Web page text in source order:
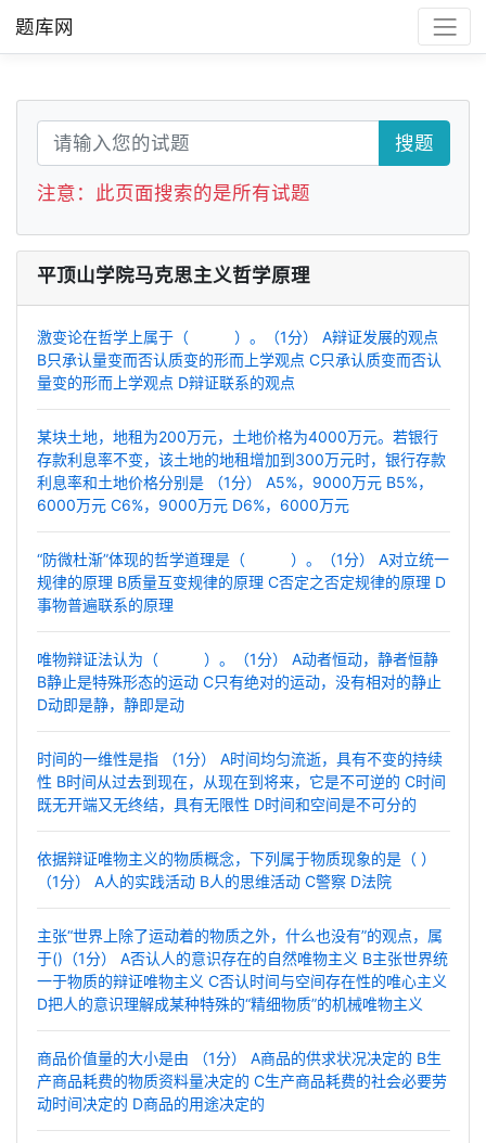
题库网
搜题
注意：此页面搜索的是所有试题
平顶山学院马克思主义哲学原理
激变论在哲学上属于（ ）。（1分） A辩证发展的观点
B只承认量变而否认质变的形而上学观点 C只承认质变而否认
量变的形而上学观点 D辩证联系的观点
某块土地，地租为200万元，土地价格为4000万元。若银行
存款利息率不变，该土地的地租增加到300万元时，银行存款
利息率和土地价格分别是 （1分） A5%，9000万元 B5%，
6000万元 C6%，9000万元 D6%，6000万元
“防微杜渐”体现的哲学道理是（ ）。（1分） A对立统一
规律的原理 B质量互变规律的原理 C否定之否定规律的原理 D
事物普遍联系的原理
唯物辩证法认为（ ）。（1分） A动者恒动，静者恒静
B静止是特殊形态的运动 C只有绝对的运动，没有相对的静止
D动即是静，静即是动
时间的一维性是指 （1分） A时间均匀流逝，具有不变的持续
性 B时间从过去到现在，从现在到将来，它是不可逆的 C时间
既无开端又无终结，具有无限性 D时间和空间是不可分的
依据辩证唯物主义的物质概念，下列属于物质现象的是（ ）
（1分） A人的实践活动 B人的思维活动 C警察 D法院
主张“世界上除了运动着的物质之外，什么也没有”的观点，属
于()（1分） A否认人的意识存在的自然唯物主义 B主张世界统
一于物质的辩证唯物主义 C否认时间与空间存在性的唯心主义
D把人的意识理解成某种特殊的“精细物质”的机械唯物主义
商品价值量的大小是由 （1分） A商品的供求状况决定的 B生
产商品耗费的物质资料量决定的 C生产商品耗费的社会必要劳
动时间决定的 D商品的用途决定的